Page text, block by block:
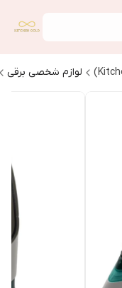
لوازم شخصی برقی